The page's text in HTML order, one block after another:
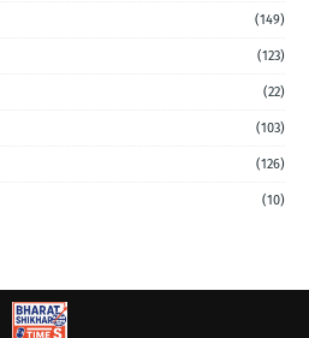
(149)
(123)
(22)
(103)
(126)
(10)